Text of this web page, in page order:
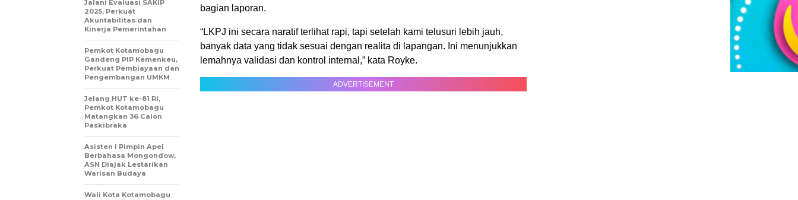
bagian laporan.
“LKPJ ini secara naratif terlihat rapi, tapi setelah kami telusuri lebih jauh,
banyak data yang tidak sesuai dengan realita di lapangan. Ini menunjukkan
lemahnya validasi dan kontrol internal,” kata Royke.
ADVERTISEMENT
Jalani Evaluasi SAKIP
2025, Perkuat
Akuntabilitas dan
Kinerja Pemerintahan
Pemkot Kotamobagu
Gandeng PIP Kemenkeu,
Perkuat Pembiayaan dan
Pengembangan UMKM
Jelang HUT ke-81 RI,
Pemkot Kotamobagu
Matangkan 36 Calon
Paskibraka
Asisten I Pimpin Apel
Berbahasa Mongondow,
ASN Diajak Lestarikan
Warisan Budaya
Wali Kota Kotamobagu